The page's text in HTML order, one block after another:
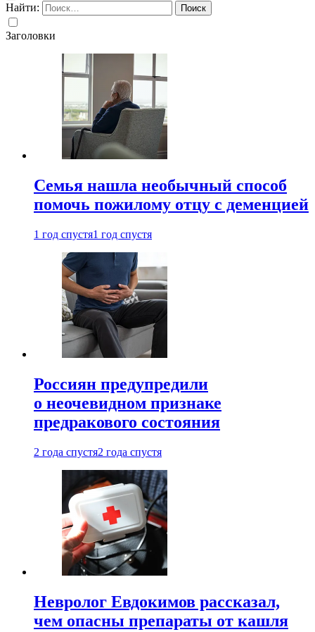
Найти:
Заголовки
Семья нашла необычный способ
помочь пожилому отцу с деменцией
1 год спустя1 год спустя
Россиян предупредили
о неочевидном признаке
предракового состояния
2 года спустя2 года спустя
Невролог Евдокимов рассказал,
чем опасны препараты от кашля